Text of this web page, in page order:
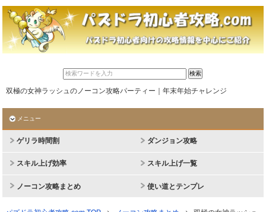
双極の女神ラッシュのノーコン攻略パーティー｜年末年始チャレンジ
メニュー
ゲリラ時間割 ダンジョン攻略
スキル上げ効率 スキル上げ一覧
ノーコン攻略まとめ 使い道とテンプレ